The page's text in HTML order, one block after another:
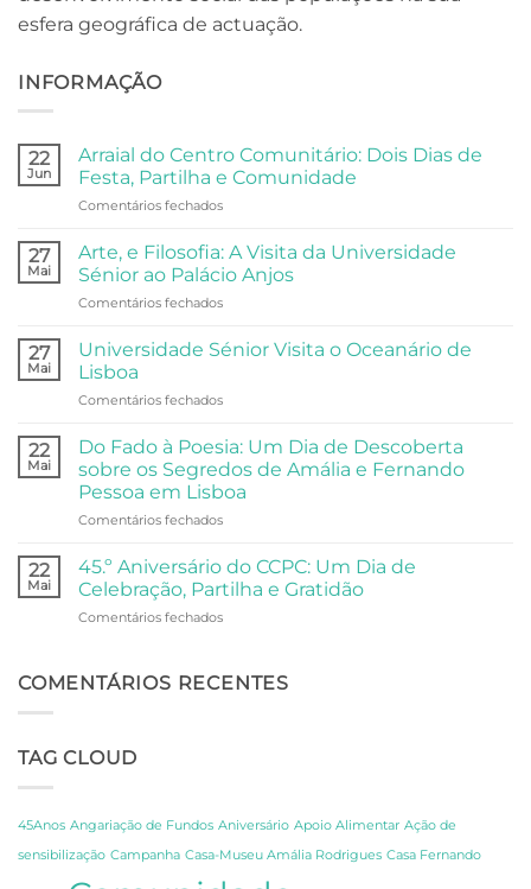
esfera geográfica de actuação.
INFORMAÇÃO
22
Jun
Arraial do Centro Comunitário: Dois Dias de
Festa, Partilha e Comunidade
Comentários fechadosem
do
Centro
Comunitário:
Dois
de
e
27
Mai
Arte, e Filosofia: A Visita da Universidade
Sénior ao Palácio Anjos
Comentários fechadosem
e
Visita
Universidade
Sénior
Palácio
Anjos
27
Mai
Universidade Sénior Visita o Oceanário de
Lisboa
Comentários fechadosem
Sénior
Visita
o
Oceanário
de
22
Mai
Do Fado à Poesia: Um Dia de Descoberta
sobre os Segredos de Amália e Fernando
Pessoa em Lisboa
Comentários fechadosem
Fado
à
Poesia:
Um
Descoberta
Fernando
em
Lisboa
22
Mai
45.º Aniversário do CCPC: Um Dia de
Celebração, Partilha e Gratidão
Comentários fechadosem
do
e
COMENTÁRIOS RECENTES
TAG CLOUD
45Anos Angariação de Fundos Aniversário Apoio Alimentar Ação de
sensibilização Campanha Casa-Museu Amália Rodrigues Casa Fernando